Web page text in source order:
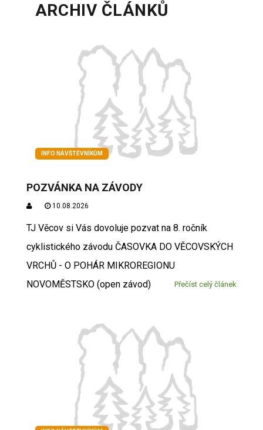
ARCHIV ČLÁNKŮ
INFO NÁVŠTĚVNÍKŮM
POZVÁNKA NA ZÁVODY
10.08.2026
TJ Věcov si Vás dovoluje pozvat na 8. ročník
cyklistického závodu ČASOVKA DO VĚCOVSKÝCH
VRCHŮ - O POHÁR MIKROREGIONU
NOVOMĚSTSKO (open závod)
Přečíst celý článek